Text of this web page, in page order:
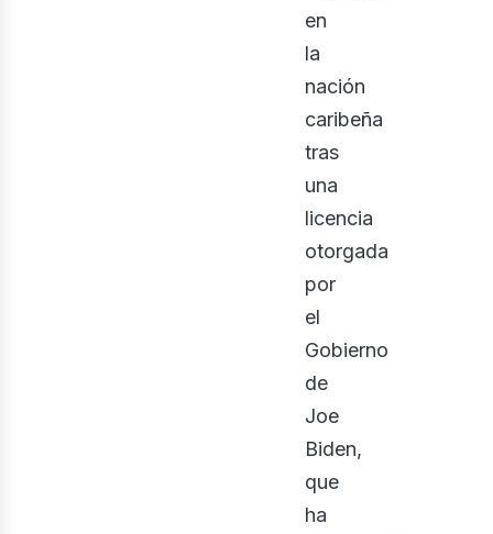
en
la
nación
caribeña
tras
una
licencia
otorgada
por
el
Gobierno
de
Joe
Biden,
que
ha